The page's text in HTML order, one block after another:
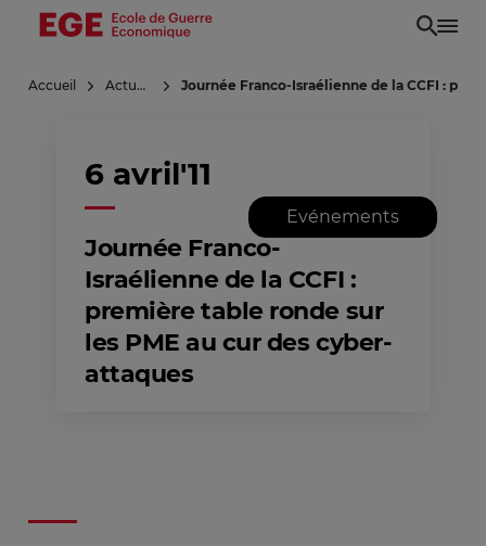
Aller
principal
Accueil Actualités Journée Franco-Israélienne de la CCFI :
6 avril'11
Journée Franco-
Israélienne de la CCFI :
première table ronde sur
les PME au cur des cyber-
attaques
Evénements